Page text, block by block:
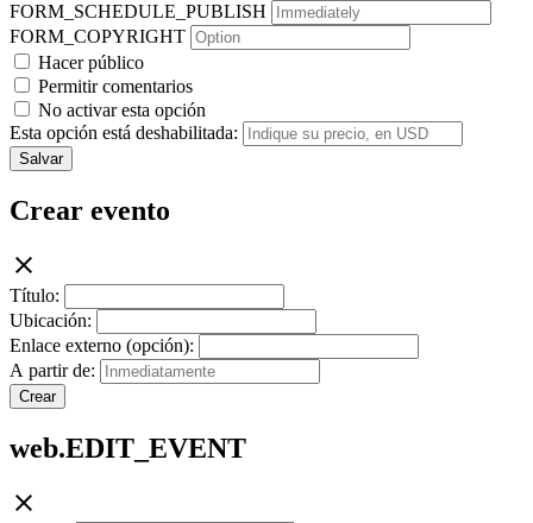
FORM_SCHEDULE_PUBLISH
FORM_COPYRIGHT
Hacer público
Permitir comentarios
No activar esta opción
Esta opción está deshabilitada:
Salvar
Crear evento
Título:
Ubicación:
Enlace externo (opción):
A partir de:
Crear
web.EDIT_EVENT